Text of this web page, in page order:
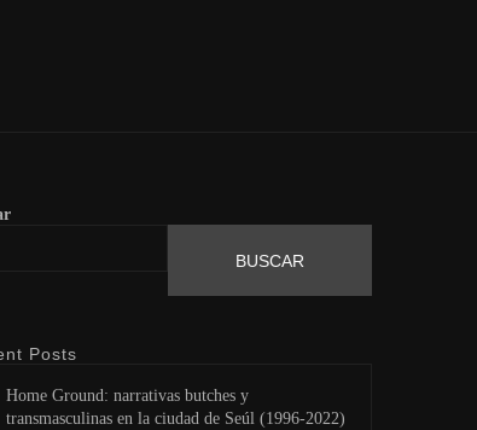
BUSCAR
Posts
Home Ground: narrativas butches y
transmasculinas en la ciudad de Seúl (1996-2022)